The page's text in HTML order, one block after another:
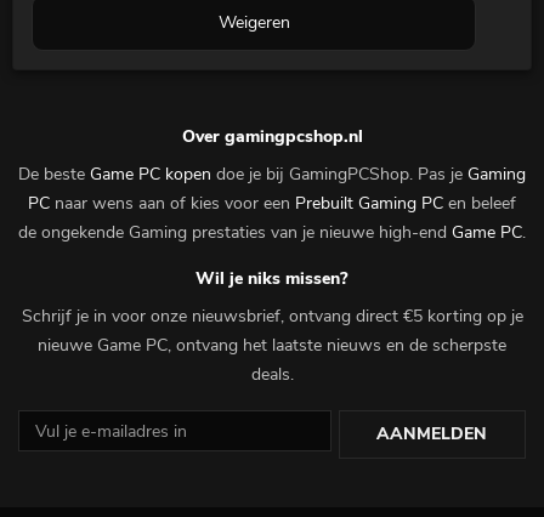
Weigeren
Over gamingpcshop.nl
De beste Game PC kopen doe je bij GamingPCShop. Pas je Gaming
PC naar wens aan of kies voor een Prebuilt Gaming PC en beleef
de ongekende Gaming prestaties van je nieuwe high-end Game PC.
Wil je niks missen?
Schrijf je in voor onze nieuwsbrief, ontvang direct €5 korting op je
nieuwe Game PC, ontvang het laatste nieuws en de scherpste
deals.
AANMELDEN